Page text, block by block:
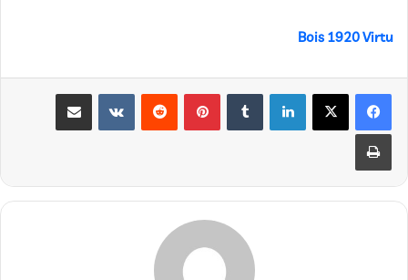
Bois 1920 Virtu
لینکدین ‫تامبلر ‫پین‌ترست‫رددیت ‫VKontakteاشتراک گذاری از طریق ایمیل
چاپ